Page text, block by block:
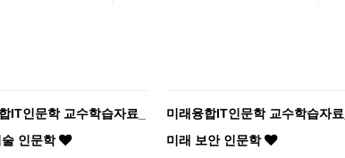
IT인문학 교수학습자료_
인문학
미래융합IT인문학 교수학습자료_
미래 보안 인문학